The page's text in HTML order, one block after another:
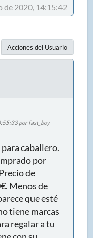
de 2020, 14:15:42
Acciones del Usuario
por fast_boy
caballero.
por
de
Menos de
que esté
tiene marcas
regalar a tu